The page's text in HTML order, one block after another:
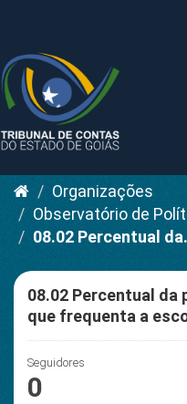
conteúdo
Organizações
Observatório de
08.02 Percentual
08.02 Percentual da
que frequenta a
Seguidores
0